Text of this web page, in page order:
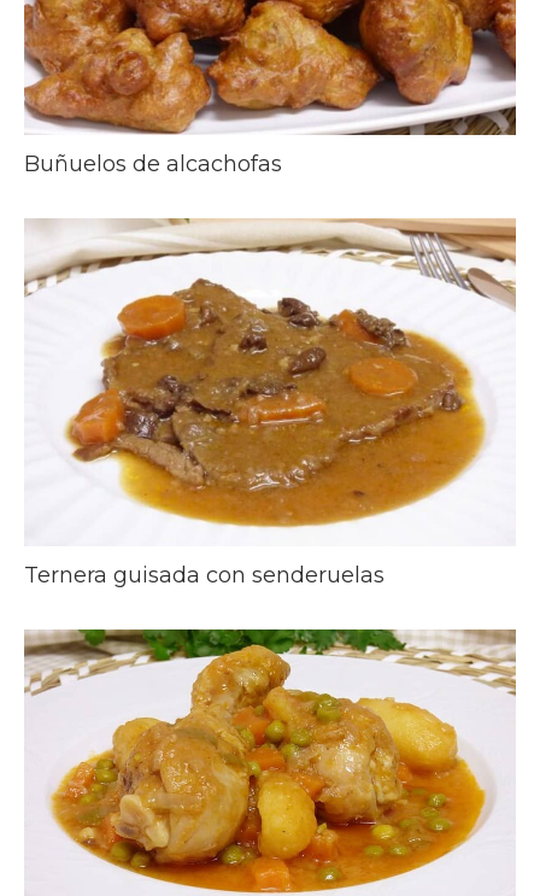
Buñuelos de alcachofas
Ternera guisada con senderuelas